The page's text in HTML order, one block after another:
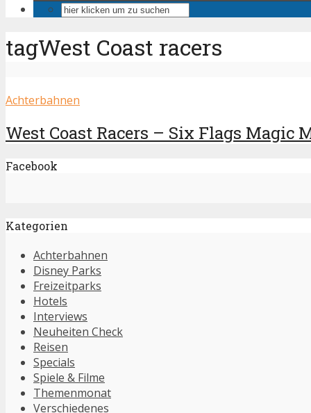
tagWest Coast racers
Achterbahnen
West Coast Racers – Six Flags Magic
Facebook
Kategorien
Achterbahnen
Disney Parks
Freizeitparks
Hotels
Interviews
Neuheiten Check
Reisen
Specials
Spiele & Filme
Themenmonat
Verschiedenes